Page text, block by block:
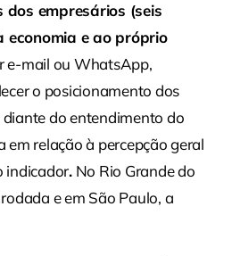
empresários (seis
economia e ao próprio
e-mail ou WhatsApp,
o posicionamento dos
do entendimento do
em relação à percepção geral
indicador.No Rio Grande do
e em São Paulo, a